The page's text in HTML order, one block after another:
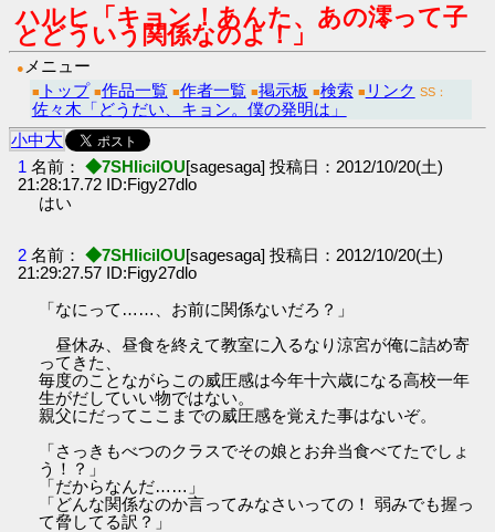
ハルヒ「キョン！あんた、あの澪って子
とどういう関係なのよ！」
● メニュー
■ トップ ■作品一覧 ■作者一覧 ■掲示板 ■検索 ■ リンク SS：
佐々木「どうだい、キョン。僕の発明は」
小中大
1 名前： ◆7SHIicilOU[sagesaga] 投稿日：2012/10/20(土)
21:28:17.72 ID:Figy27dlo
はい
2 名前： ◆7SHIicilOU[sagesaga] 投稿日：2012/10/20(土)
21:29:27.57 ID:Figy27dlo
「なにって……、お前に関係ないだろ？」
昼休み、昼食を終えて教室に入るなり涼宮が俺に詰め寄
ってきた、
毎度のことながらこの威圧感は今年十六歳になる高校一年
生がだしていい物ではない。
親父にだってここまでの威圧感を覚えた事はないぞ。
「さっきもべつのクラスでその娘とお弁当食べてたでしょ
う！？」
「だからなんだ……」
「どんな関係なのか言ってみなさいっての！ 弱みでも握っ
て脅してる訳？」